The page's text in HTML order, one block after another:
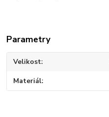
Parametry
Velikost
Materiál